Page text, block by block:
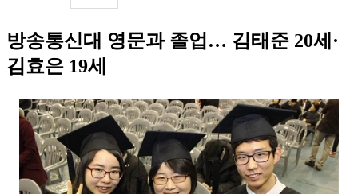
방송통신대 영문과 졸업… 김태준 20세·
김효은 19세